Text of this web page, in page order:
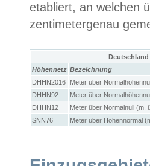
etabliert, an welchen
zentimetergenau
Höhennetz Bezeichnung
DHHN2016
Meter über
DHHN92
Meter über
DHHN12
Meter über Normalnull (m.
SNN76
Meter über Höhennormal